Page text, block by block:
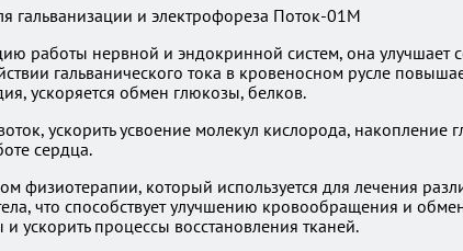
работы нервной и эндокринной систем, она
гальванического тока в кровеносном русле
ускоряется обмен глюкозы, белков.
ускорить усвоение молекул кислорода,
сердца.
физиотерапии, который используется для лечения
что способствует улучшению кровообращения и
процессы восстановления тканей.